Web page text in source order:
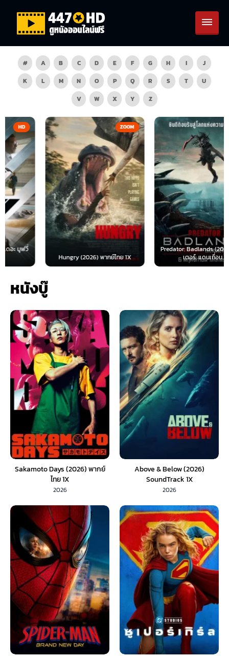
# A B C D E F G H I
J
K
L M N O P Q R S T
U
V
W X Y Z
ZOOM
Hungry (2026) พากย์ไทย 1X
HD
Predator: Badlands (2025) พรีเด
เตอร์: แดนเถื่อน...
หนังบู๊
Sakamoto Days (2026) พากย์
ไทย 1X
2026
Above & Below (2026)
SoundTrack 1X
2026